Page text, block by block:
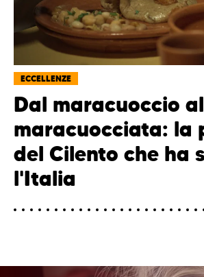
ECCELLENZE
Dal maracuoccio
maracuocciata: la
del Cilento che ha
l'Italia